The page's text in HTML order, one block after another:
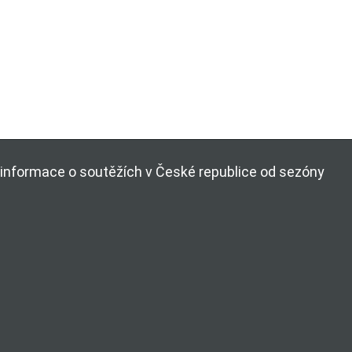
o soutěžích v České republice od sezóny